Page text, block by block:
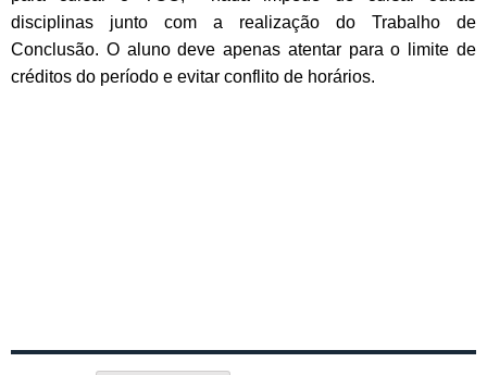
disciplinas junto com a realização do Trabalho de
Conclusão. O aluno deve apenas atentar para o limite de
créditos do período e evitar conflito de horários.